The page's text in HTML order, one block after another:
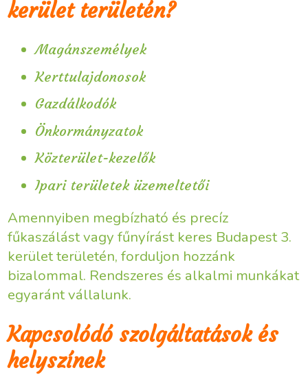
kerület területén?
Magánszemélyek
Kerttulajdonosok
Gazdálkodók
Önkormányzatok
Közterület-kezelők
Ipari területek üzemeltetői
Amennyiben megbízható és precíz
fűkaszálást vagy fűnyírást keres Budapest 3.
kerület területén, forduljon hozzánk
bizalommal. Rendszeres és alkalmi munkákat
egyaránt vállalunk.
Kapcsolódó szolgáltatások és
helyszínek